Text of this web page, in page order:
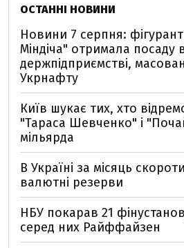
ОСТАННІ НОВИНИ
Новини 7 серпня:
Міндіча" отримала посаду
держпідприємстві,
Укрнафту
Київ шукає тих, хто
"Тараса Шевченко" і
мільярда
В Україні за місяць
валютні резерви
НБУ покарав 21
серед них Райффайзен